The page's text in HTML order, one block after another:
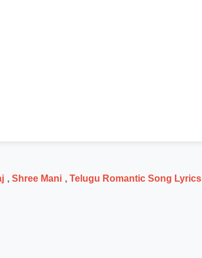
, Shree Mani , Telugu Romantic Song Lyrics